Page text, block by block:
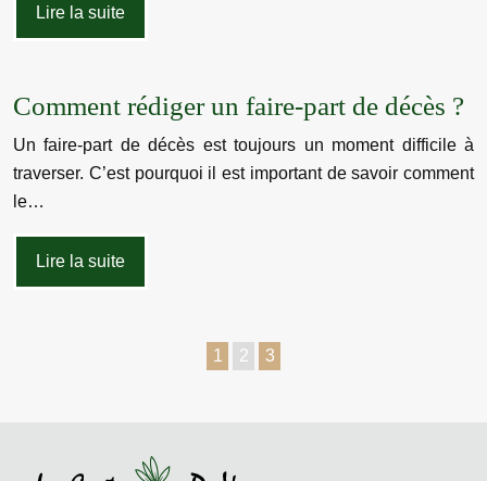
Lire la suite
Comment rédiger un faire-part de décès ?
Un faire-part de décès est toujours un moment difficile à
traverser. C’est pourquoi il est important de savoir comment
le…
Lire la suite
1 2 3